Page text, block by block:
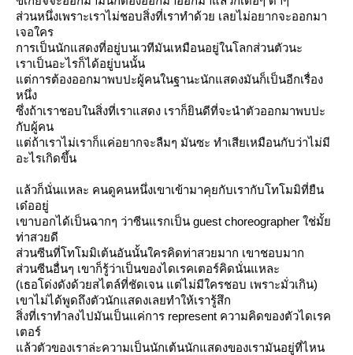
ส่วนหนึ่งเพราะเราไม่ชอบสิ่งที่เราทำด้วย เลยไม่อยากจะออกมา
เจอใคร
การเป็นนักแสดงที่อยู่บนเวทีมันเหมือนอยู่ในโลกส่วนตัวนะ
เราเป็นอะไรก็ได้อยู่บนนั้น
ต่การต้องออกมาพบปะผู้คนในฐานะนักแสดงมันก็เป็นอีกเรื่อง
หนึ่ง
ซึ่งถ้าเราชอบในสิ่งที่เราแสดง เราก็ยินดีที่จะนำตัวออกมาพบปะ
กับผู้คน
ต่ถ้าเราไม่เราก็แค่อยากจะลืมๆ มันซะ ทำเสียเหมือนกับว่าไม่มี
อะไรเกิดขึ้น
ล้วก็นั่นแหละ คนดูคนหนึ่งเขาเข้ามาคุยกับเรากับโทโมมิที่ยืน
เด๋ออยู่
เขาบอกได้เป็นฉากๆ ว่าซีนแรกเป็น guest choreographer ใช่มั้
ท่าสวยดี
ส่วนซีนที่โทโมมิเต้นอันนั้นใครคิดท่าสวยมาก เขาชอบมาก
ส่วนซีนอื่นๆ เขาก็รู้ว่าเป็นของไดเรคเตอร์คิดนั่นแหละ
(เธอโด่งดังด้วยสไตล์ที่ชัดเจน แต่ไม่มีใครชอบ เพราะมั่วเกิน)
เขาไม่ได้พูดถึงตัวนักแสดงเลยทำให้เรารู้สึก
สิ่งที่เราทำลงไปมันเป็นแค่การ represent ความคิดของตัวไดเรค
เตอร์
ล้วตัวของเราล่ะความเป็นนักเต้นนักแสดงของเรามันอยู่ที่ไหน